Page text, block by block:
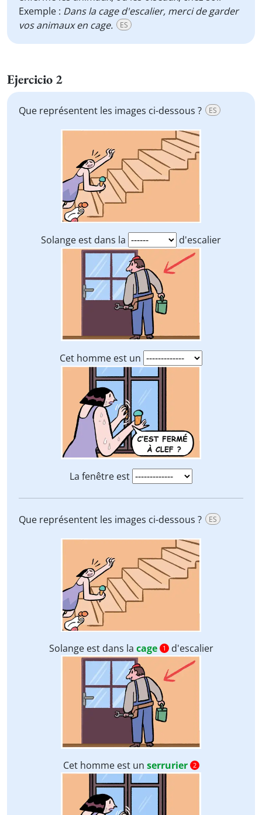
Exemple : Dans la cage d'escalier, merci de garder
vos animaux en cage.
ES
Ejercicio 2
Que représentent les images ci-dessous ? ES
Solange est dans la d'escalier
Cet homme est un
La fenêtre est
Que représentent les images ci-dessous ? ES
Solange est dans la cage 1 d'escalier
Cet homme est un serrurier 2